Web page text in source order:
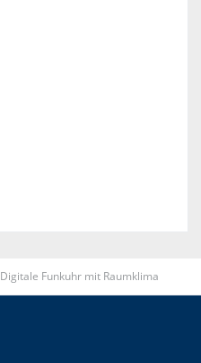
Digitale Funkuhr mit Raumklima